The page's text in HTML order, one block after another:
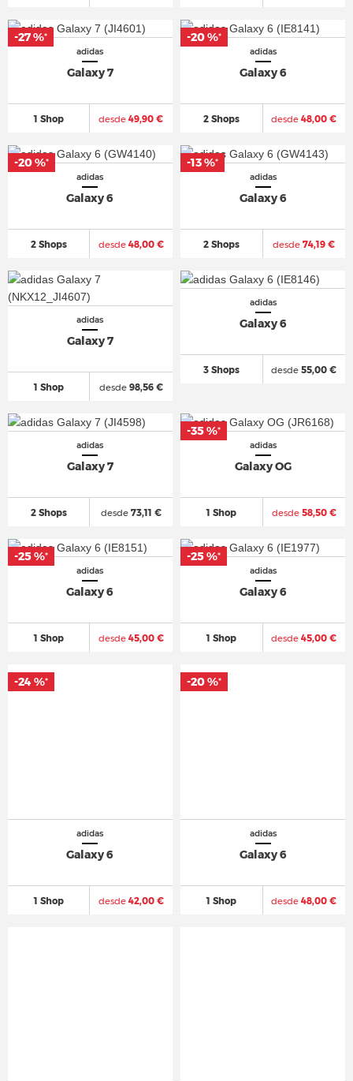
adidas
Galaxy 7
1 Shop desde 49,90 €
-27 %*
adidas
Galaxy 6
2 Shops desde 48,00 €
-20 %*
adidas
Galaxy 6
2 Shops desde48,00 €
-20 %*
adidas
Galaxy 6
2 Shops desde 74,19 €
-13 %*
adidas
Galaxy 7
1 Shop desde98,56 €
adidas
Galaxy 6
3 Shops desde 55,00 €
adidas
Galaxy 7
2 Shops desde73,11 €
adidas
Galaxy OG
1 Shop desde58,50 €
-35 %*
adidas
Galaxy 6
1 Shop desde45,00 €
-25 %*
adidas
Galaxy 6
1 Shop desde 45,00 €
-25 %*
adidas
Galaxy 6
1 Shop desde42,00 €
-24 %*
adidas
Galaxy 6
1 Shop desde 48,00 €
-20 %*